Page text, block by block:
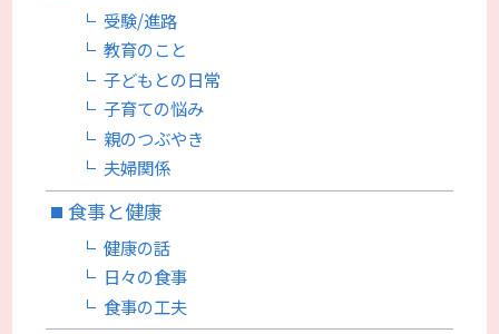
受験/進路
教育のこと
子どもとの日常
子育ての悩み
親のつぶやき
夫婦関係
食事と健康
健康の話
日々の食事
食事の工夫